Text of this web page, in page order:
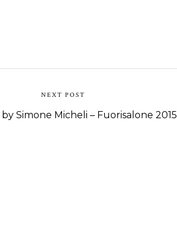
NEXT POST
Simone Micheli – Fuorisalone 2015